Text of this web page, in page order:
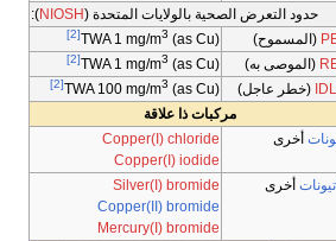
حدود التعرض الصحية بالولايات المتحدة (NIOSH
):
(المسموح) TWA 1 mg/m3 (as Cu)
[2]
(الموصى به) TWA 1 mg/m3 (as Cu)
[2]
(خطر عاجل) TWA 100 mg/m3 (as Cu)
[2]
مركبات ذا علاقة
أخرى
Copper(I) chloride
Copper(I) iodide
أخرى
Silver(I) bromide
Copper(II) bromide
Mercury(I) bromide